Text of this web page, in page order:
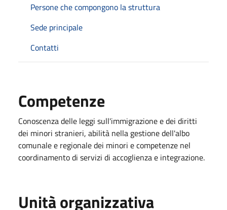
Persone che compongono la struttura
Sede principale
Contatti
Competenze
Conoscenza delle leggi sull'immigrazione e dei diritti
dei minori stranieri, abilità nella gestione dell'albo
comunale e regionale dei minori e competenze nel
coordinamento di servizi di accoglienza e integrazione.
Unità organizzativa